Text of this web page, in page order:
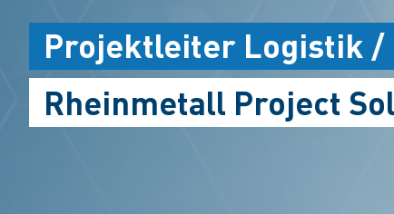
Projektleiter Logistik /
Rheinmetall Project